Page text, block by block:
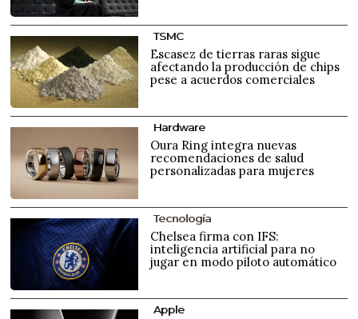
TSMC
Escasez de tierras raras sigue
afectando la producción de chips
pese a acuerdos comerciales
Hardware
Oura Ring integra nuevas
recomendaciones de salud
personalizadas para mujeres
Tecnología
Chelsea firma con IFS:
inteligencia artificial para no
jugar en modo piloto automático
Apple